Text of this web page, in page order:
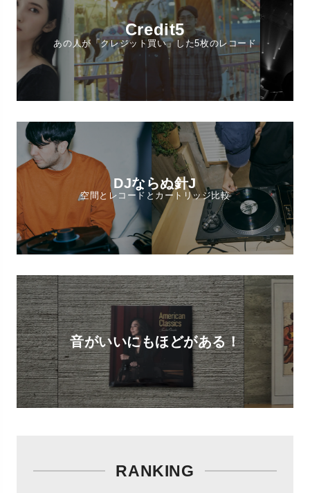
Credit5
あの人が「クレジット買い」した5枚のレコード
DJならぬ針J
空間とレコードとカートリッジ比較
音がいいにもほどがある！
RANKING